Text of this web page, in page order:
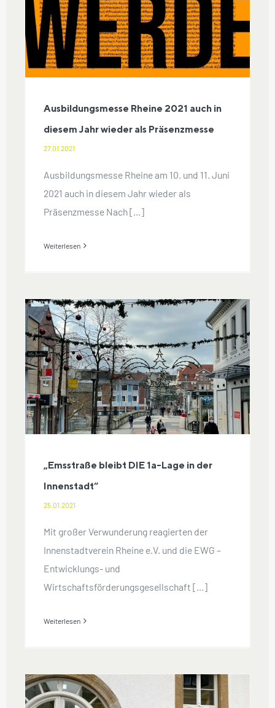
in diesem Jahr wieder als
Präsenzmesse
Ausbildungsmesse Rheine 2021 auch in
diesem Jahr wieder als Präsenzmesse
27.01.2021
Ausbildungsmesse Rheine am 10. und 11. Juni
2021 auch in diesem Jahr wieder als
Präsenzmesse Nach [...]
Weiterlesen
„Emsstraße bleibt DIE 1a-Lage in
der Innenstadt“
„Emsstraße bleibt DIE 1a-Lage in der
Innenstadt“
25.01.2021
Mit großer Verwunderung reagierten der
Innenstadtverein Rheine e.V. und die EWG –
Entwicklungs- und
Wirtschaftsförderungsgesellschaft [...]
Weiterlesen